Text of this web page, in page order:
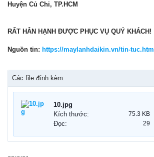
Huyện Củ Chi, TP.HCM
RẤT HÂN HẠNH ĐƯỢC PHỤC VỤ QUÝ KHÁCH!
Nguồn tin: https://maylanhdaikin.vn/tin-tuc.html
Các file đính kèm:
10.jpg
Kích thước:
75.3 KB
Đọc: 29